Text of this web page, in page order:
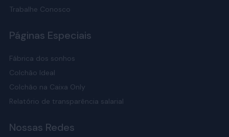
Trabalhe Conosco
Páginas Especiais
Fábrica dos sonhos
Colchão Ideal
Colchão na Caixa Only
Relatório de transparência salarial
Nossas Redes